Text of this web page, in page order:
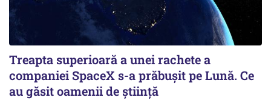
Treapta superioară a unei rachete a
companiei SpaceX s-a prăbușit pe Lună. Ce
au găsit oamenii de știință